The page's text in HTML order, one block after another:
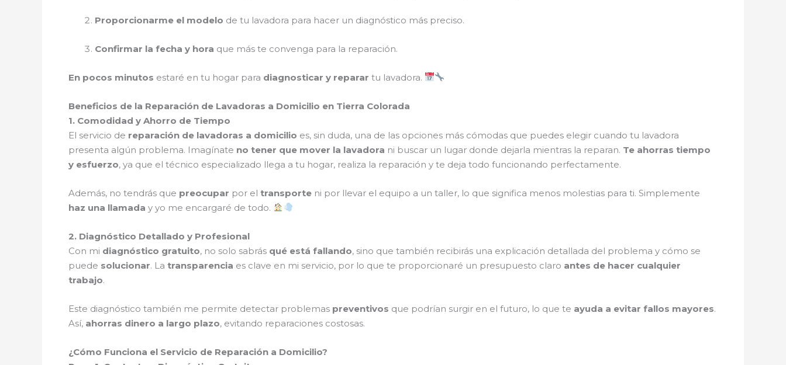
Proporcionarme el modelo de tu lavadora para hacer un diagnóstico más preciso.
Confirmar la fecha y hora que más te convenga para la reparación.
En pocos minutos estaré en tu hogar para diagnosticar y reparar tu lavadora.
Beneficios de la Reparación de Lavadoras a Domicilio en Tierra Colorada
1. Comodidad y Ahorro de Tiempo
El servicio de reparación de lavadoras a domicilio es, sin duda, una de las opciones más cómodas que puedes elegir cuando tu lavadora
presenta algún problema. Imagínate no tener que mover la lavadora ni buscar un lugar donde dejarla mientras la reparan. Te ahorras tiempo
y esfuerzo, ya que el técnico especializado llega a tu hogar, realiza la reparación y te deja todo funcionando perfectamente.
Además, no tendrás que preocupar por el transporte ni por llevar el equipo a un taller, lo que significa menos molestias para ti. Simplemente
haz una llamada y yo me encargaré de todo.
2. Diagnóstico Detallado y Profesional
Con mi diagnóstico gratuito, no solo sabrás qué está fallando, sino que también recibirás una explicación detallada del problema y cómo se
puede solucionar. La transparencia es clave en mi servicio, por lo que te proporcionaré un presupuesto claro antes de hacer cualquier
trabajo.
Este diagnóstico también me permite detectar problemas preventivos que podrían surgir en el futuro, lo que te ayuda a evitar fallos mayores.
Así, ahorras dinero a largo plazo, evitando reparaciones costosas.
¿Cómo Funciona el Servicio de Reparación a Domicilio?